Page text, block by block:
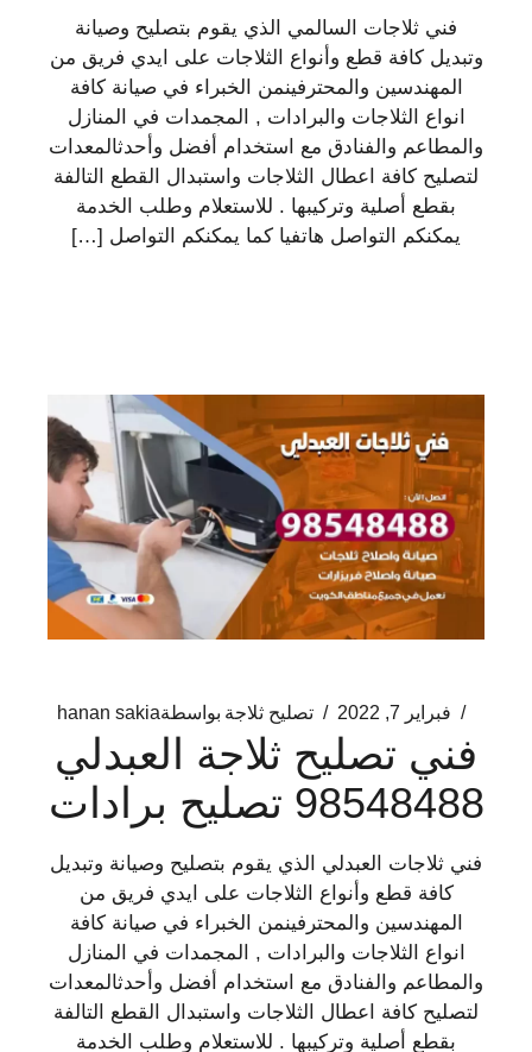
فني ثلاجات السالمي الذي يقوم بتصليح وصيانة
وتبديل كافة قطع وأنواع الثلاجات على ايدي فريق من
المهندسين والمحترفينمن الخبراء في صيانة كافة
انواع الثلاجات والبرادات , المجمدات في المنازل
والمطاعم والفنادق مع استخدام أفضل وأحدثالمعدات
لتصليح كافة اعطال الثلاجات واستبدال القطع التالفة
بقطع أصلية وتركيبها . للاستعلام وطلب الخدمة
يمكنكم التواصل هاتفيا كما يمكنكم التواصل […]
فبراير 7, 2022 تصليح ثلاجة بواسطةhanan sakia
فني تصليح ثلاجة العبدلي
98548488 تصليح برادات
فني ثلاجات العبدلي الذي يقوم بتصليح وصيانة وتبديل
كافة قطع وأنواع الثلاجات على ايدي فريق من
المهندسين والمحترفينمن الخبراء في صيانة كافة
انواع الثلاجات والبرادات , المجمدات في المنازل
والمطاعم والفنادق مع استخدام أفضل وأحدثالمعدات
لتصليح كافة اعطال الثلاجات واستبدال القطع التالفة
بقطع أصلية وتركيبها . للاستعلام وطلب الخدمة